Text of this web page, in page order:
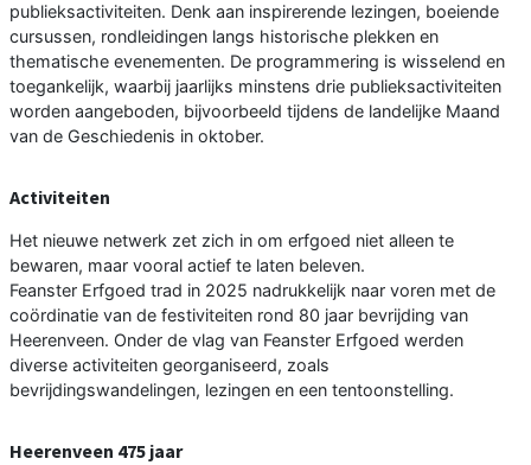
publieksactiviteiten. Denk aan inspirerende lezingen, boeiende
cursussen, rondleidingen langs historische plekken en
thematische evenementen. De programmering is wisselend en
toegankelijk, waarbij jaarlijks minstens drie publieksactiviteiten
worden aangeboden, bijvoorbeeld tijdens de landelijke Maand
van de Geschiedenis in oktober.
Activiteiten
Het nieuwe netwerk zet zich in om erfgoed niet alleen te
bewaren, maar vooral actief te laten beleven.
Feanster Erfgoed trad in 2025 nadrukkelijk naar voren met de
coördinatie van de festiviteiten rond 80 jaar bevrijding van
Heerenveen. Onder de vlag van Feanster Erfgoed werden
diverse activiteiten georganiseerd, zoals
bevrijdingswandelingen, lezingen en een tentoonstelling.
Heerenveen 475 jaar